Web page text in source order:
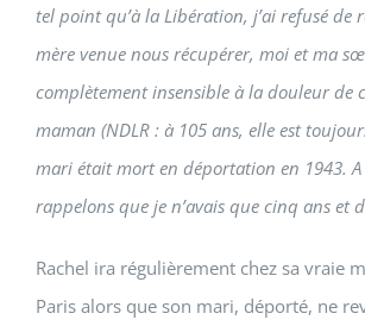
tel point qu’à la Libération, j’ai refusé de
mère venue nous récupérer, moi et ma
complètement insensible à la douleur de
maman (NDLR : à 105 ans, elle est
mari était mort en déportation en 1943. A
rappelons que je n’avais que cinq ans et
Rachel ira régulièrement chez sa vraie
Paris alors que son mari, déporté, ne